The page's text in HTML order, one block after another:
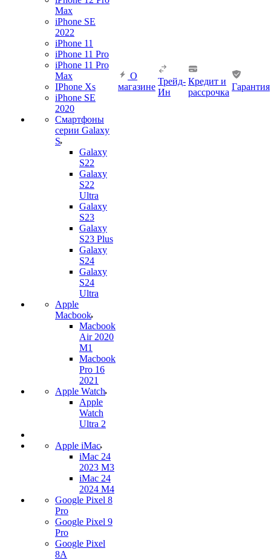
Max
iPhone SE
2022
iPhone 11
iPhone 11 Pro
iPhone 11 Pro
Max
IPhone Xs
iPhone SE
2020
Смартфоны
серии Galaxy
S
Galaxy
S22
Galaxy
S22
Ultra
Galaxy
S23
Galaxy
S23 Plus
Galaxy
S24
Galaxy
S24
Ultra
Apple
Macbook
Macbook
Air 2020
M1
Macbook
Pro 16
2021
Apple Watch
Apple
Watch
Ultra 2
Apple iMac
iMac 24
2023 M3
iMac 24
2024 M4
Google Pixel 8
Pro
Google Pixel 9
Pro
Google Pixel
8A
О
магазине
Трейд-
Ин
Кредит и
рассрочка
Гарантия